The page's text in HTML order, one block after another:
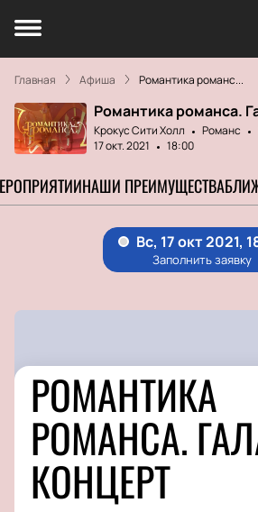
Главная Афиша Романтика романс...
Романтика романса.
Крокус Сити Холл Романс
17 окт. 2021
18:00
НАШИ ПРЕИМУЩЕСТВА
РОМАНТИКА
РОМАНСА.
КОНЦЕРТ